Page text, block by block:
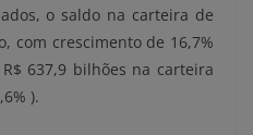
o saldo na carteira de
com crescimento de 16,7%
637,9 bilhões na carteira
).